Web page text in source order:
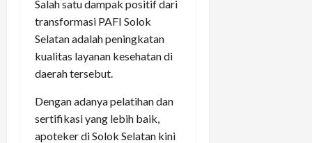
Salah satu dampak positif dari
transformasi PAFI Solok
Selatan adalah peningkatan
kualitas layanan kesehatan di
daerah tersebut.
Dengan adanya pelatihan dan
sertifikasi yang lebih baik,
apoteker di Solok Selatan kini